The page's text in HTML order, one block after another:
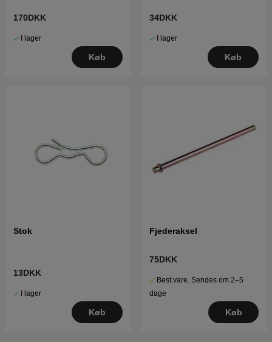
170DKK
I lager
Køb
34DKK
I lager
Køb
Stok
13DKK
I lager
Køb
Fjederaksel
75DKK
Best.vare. Sendes om 2–5
dage
Køb